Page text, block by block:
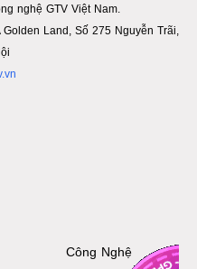
nghệ GTV Việt Nam.
Land, Số 275 Nguyễn Trãi,
Công Nghệ